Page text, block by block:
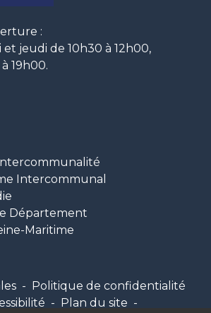
:
jeudi de 10h30 à 12h00,
19h00.
Intercommunal
Département
Maritime
- Politique de confidentialité
- Plan du site -